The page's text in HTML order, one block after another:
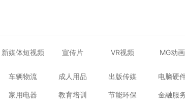
新媒体短视频 宣传片 VR视频 MG动画
车辆物流 成人用品 出版传媒 电脑硬
家用电器 教育培训 节能环保 金融服